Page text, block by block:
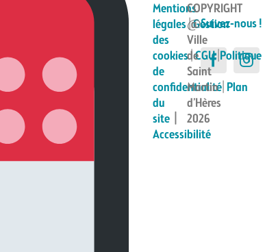
Suivez-nous !
Mentions
légales|Gestion
des
cookies|CGU| Politique
de
confidentialité| Plan
du
site
Accessibilité
COPYRIGHT
@
Ville
de
Saint
Martin
d’Hères
2026